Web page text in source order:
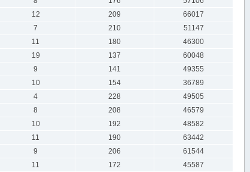
12 209
66017
7 210
51147
11 180
46300
19 137
60048
9 141
49355
10 154
36789
4 228
49505
8 208
46579
10 192
48582
11 190
63442
9 206
61544
11 172
45587